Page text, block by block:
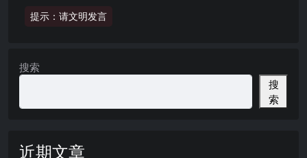
提示：请文明发言
搜索
搜
索
近期文章